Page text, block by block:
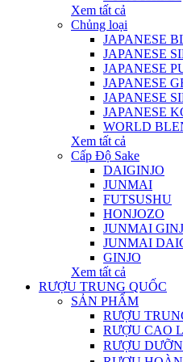
Xem tất cả
Chủng loại
JAPANESE
JAPANESE
JAPANESE
JAPANESE
JAPANESE
JAPANESE
WORLD
Xem tất cả
Cấp Độ Sake
DAIGINJO
JUNMAI
FUTSUSHU
HONJOZO
JUNMAI
JUNMAI
GINJO
Xem tất cả
RƯỢU TRUNG QUỐC
SẢN PHẨM
RƯỢU
RƯỢU CAO
RƯỢU